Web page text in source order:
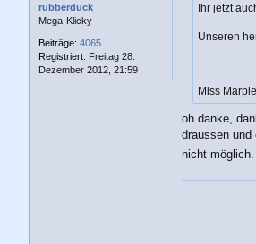
rubberduck
Mega-Klicky
Beiträge: 4065
Registriert: Freitag 28.
Dezember 2012, 21:59
Ihr jetzt
Unseren
Miss
oh danke,
draussen
nicht